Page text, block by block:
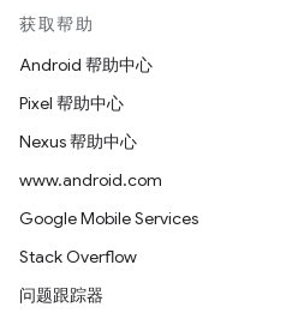
获取帮助
Android 帮助中心
Pixel 帮助中心
Nexus 帮助中心
www.android.com
Google Mobile Services
Stack Overflow
问题跟踪器